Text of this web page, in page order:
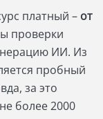
платный – от
проверки
ИИ. Из
пробный
за это
более 2000